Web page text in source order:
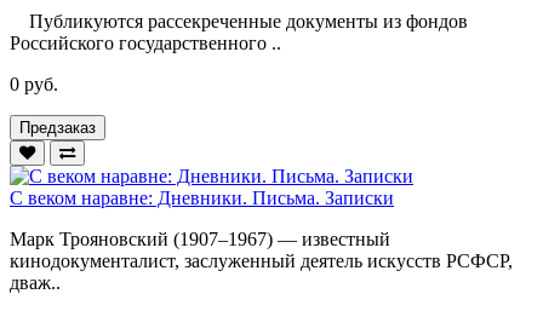
Публикуются рассекреченные документы из фондов
Российского государственного ..
0 руб.
Предзаказ
С веком наравне: Дневники. Письма. Записки
Марк Трояновский (1907–1967) — известный
кинодокументалист, заслуженный деятель искусств РСФСР,
дваж..